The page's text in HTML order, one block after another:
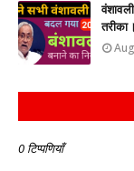
तरीका।
0 टिप्पणियाँ